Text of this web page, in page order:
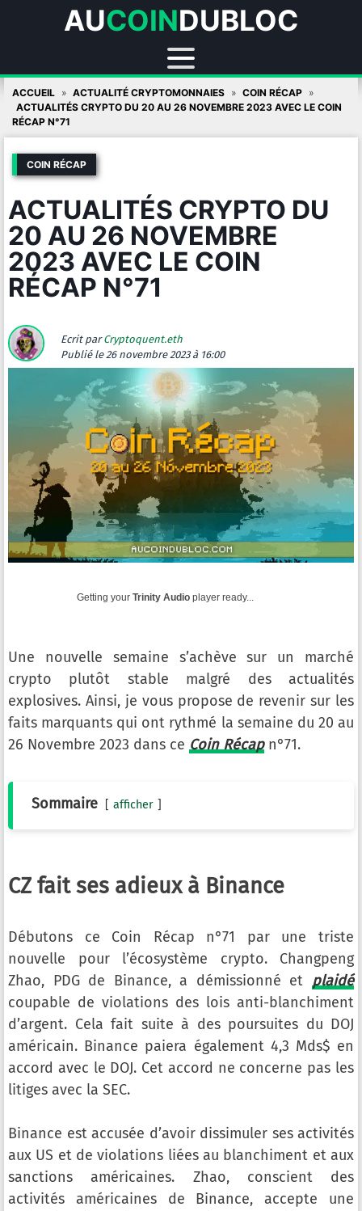
AUCOINDUBLOC
Skip
content
ACCUEIL ACTUALITÉ CRYPTOMONNAIES
COIN RÉCAP
ACTUALITÉS CRYPTO DU 20 AU 26 NOVEMBRE 2023 AVEC LE COIN
RÉCAP N°71
COIN RÉCAP
ACTUALITÉS CRYPTO DU
20 AU 26 NOVEMBRE
2023 AVEC LE COIN
RÉCAP N°71
Ecrit parCryptoquent.eth
Publié le 26 novembre 2023 à 16:00
Getting your Trinity Audio player ready...
Une nouvelle semaine s’achève sur un marché
crypto plutôt stable malgré des actualités
explosives. Ainsi, je vous propose de revenir sur les
faits marquants qui ont rythmé la semaine du 20 au
26 Novembre 2023 dans ce Coin Récapn°71.
Sommaire afficher
CZ fait ses adieux à Binance
Débutons ce Coin Récap n°71 par une triste
nouvelle pour l’écosystème crypto. Changpeng
Zhao, PDG de Binance, a démissionné et plaidé
coupable de violations des lois anti-blanchiment
d’argent. Cela fait suite à des poursuites du DOJ
américain. Binance paiera également 4,3 Mds$ en
accord avec le DOJ. Cet accord ne concerne pas les
litiges avec la SEC.
Binance est accusée d’avoir dissimuler ses activités
aux US et de violations liées au blanchiment et aux
sanctions américaines. Zhao, conscient des
activités américaines de Binance, accepte une